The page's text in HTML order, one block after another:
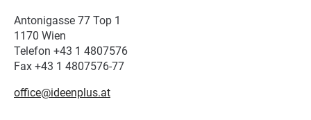
Antonigasse 77 Top 1
1170 Wien
Telefon +43 1 4807576
Fax +43 1 4807576-77
office@ideenplus.at